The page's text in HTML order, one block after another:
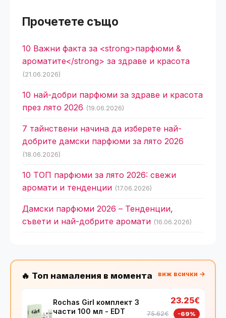
Прочетете също
10 Важни факта за <strong>парфюми &
ароматите</strong> за здраве и красота
(21.06.2026)
10 най-добри парфюми за здраве и красота
през лято 2026 (19.06.2026)
7 тайнствени начина да изберете най-
добрите дамски парфюми за лято 2026
(18.06.2026)
10 ТОП парфюми за лято 2026: свежи
аромати и тенденции (17.06.2026)
Дамски парфюми 2026 – Тенденции,
съвети и най-добрите аромати (16.06.2026)
🔥 Топ намаления в момента виж всички →
Rochas Girl комплект 3
части 100 мл - EDT
23.25€
75.62€ -69%